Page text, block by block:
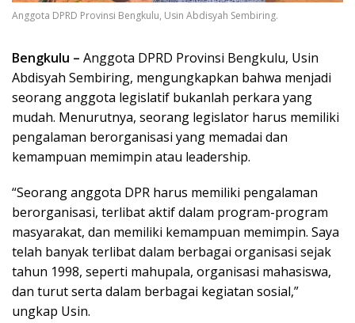
Anggota DPRD Provinsi Bengkulu, Usin Abdisyah Sembiring.
Bengkulu – Anggota DPRD Provinsi Bengkulu, Usin
Abdisyah Sembiring, mengungkapkan bahwa menjadi
seorang anggota legislatif bukanlah perkara yang
mudah. Menurutnya, seorang legislator harus memiliki
pengalaman berorganisasi yang memadai dan
kemampuan memimpin atau leadership.
“Seorang anggota DPR harus memiliki pengalaman
berorganisasi, terlibat aktif dalam program-program
masyarakat, dan memiliki kemampuan memimpin. Saya
telah banyak terlibat dalam berbagai organisasi sejak
tahun 1998, seperti mahupala, organisasi mahasiswa,
dan turut serta dalam berbagai kegiatan sosial,”
ungkap Usin.